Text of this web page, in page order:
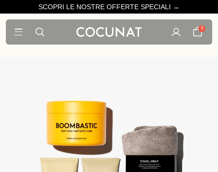
SCOPRI LE NOSTRE OFFERTE SPECIALI →
0